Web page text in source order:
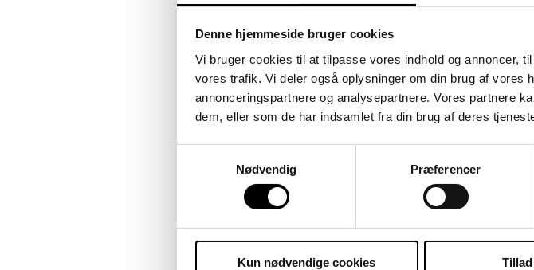
Denne hjemmeside bruger cookies
Vi bruger cookies til at tilpasse vores indhold og annoncer,
vores trafik. Vi deler også oplysninger om din brug af vores
annonceringspartnere og analysepartnere. Vores partnere
dem, eller som de har indsamlet fra din brug af deres
Nødvendig
Præferencer
Kun nødvendige cookies
måneder,” forklarer Birgit Daetz.
Udbuddet af ejerlejligheder
været kraftigt faldende
stagnerende omkring 1.060
måneder. Det er laveste
Boligsidens statistik.
Udbud af ejerlejligheder i
primo